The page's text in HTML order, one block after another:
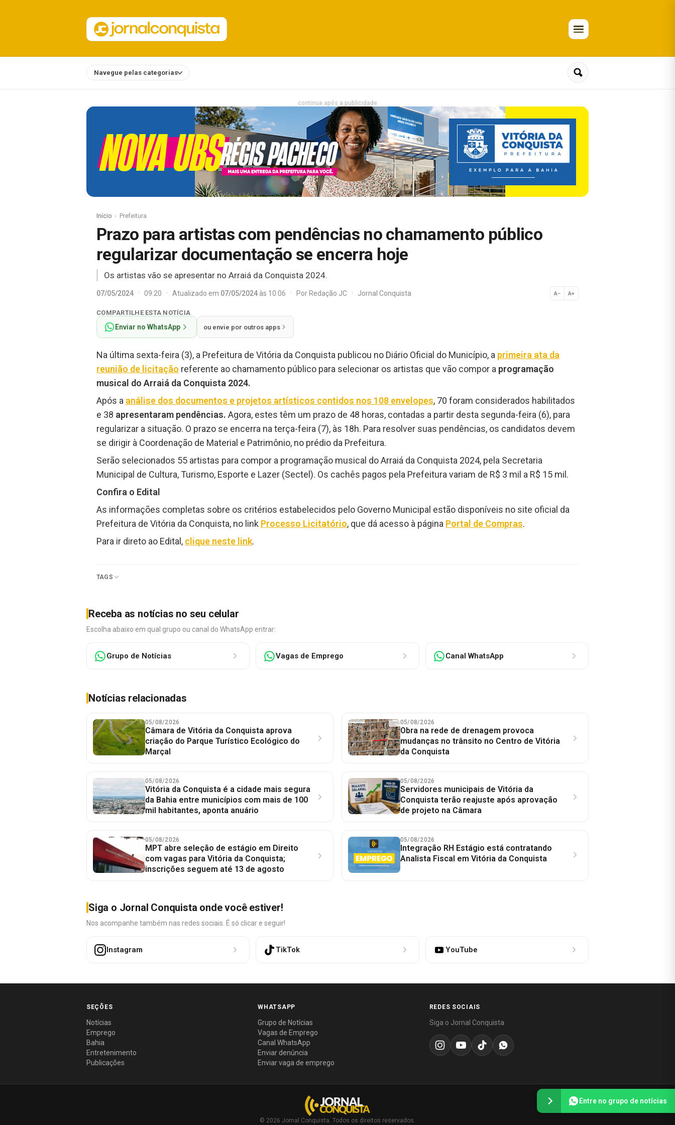
Navegue pelas categorias
continua após a publicidade
Início Prefeitura
Prazo para artistas com pendências no chamamento público
regularizar documentação se encerra hoje
Os artistas vão se apresentar no Arraiá da Conquista 2024.
07/05/2024 · 09:20 · Atualizado em 07/05/2024 às 10:06 · PorRedação JC · Jornal Conquista A− A+
Normal
COMPARTILHE ESTA NOTÍCIA
Enviar no WhatsApp ou envie por outros apps
Na última sexta-feira (3), a Prefeitura de Vitória da Conquista publicou no Diário Oficial do Município, a primeira ata da
reunião de licitação referente ao chamamento público para selecionar os artistas que vão compor a programação
musical do Arraiá da Conquista 2024.
Após a análise dos documentos e projetos artísticos contidos nos 108 envelopes, 70 foram considerados habilitados
e 38 apresentaram pendências. Agora, estes têm um prazo de 48 horas, contadas a partir desta segunda-feira (6), para
regularizar a situação. O prazo se encerra na terça-feira (7), às 18h. Para resolver suas pendências, os candidatos devem
se dirigir à Coordenação de Material e Patrimônio, no prédio da Prefeitura.
Serão selecionados 55 artistas para compor a programação musical do Arraiá da Conquista 2024, pela Secretaria
Municipal de Cultura, Turismo, Esporte e Lazer (Sectel). Os cachês pagos pela Prefeitura variam de R$ 3 mil a R$ 15 mil.
Confira o Edital
As informações completas sobre os critérios estabelecidos pelo Governo Municipal estão disponíveis no site oficial da
Prefeitura de Vitória da Conquista, no link Processo Licitatório, que dá acesso à página Portal de Compras.
Para ir direto ao Edital, clique neste link.
TAGS
Receba as notícias no seu celular
Escolha abaixo em qual grupo ou canal do WhatsApp entrar:
Grupo de Notícias Vagas de Emprego Canal WhatsApp
Notícias relacionadas
05/08/2026
Câmara de Vitória da Conquista aprova
criação do Parque Turístico Ecológico do
Marçal
05/08/2026
Obra na rede de drenagem provoca
mudanças no trânsito no Centro de Vitória
da Conquista
05/08/2026
Vitória da Conquista é a cidade mais segura
da Bahia entre municípios com mais de 100
mil habitantes, aponta anuário
05/08/2026
Servidores municipais de Vitória da
Conquista terão reajuste após aprovação
de projeto na Câmara
05/08/2026
MPT abre seleção de estágio em Direito
com vagas para Vitória da Conquista;
inscrições seguem até 13 de agosto
05/08/2026
Integração RH Estágio está contratando
Analista Fiscal em Vitória da Conquista
Siga o Jornal Conquista onde você estiver!
Nos acompanhe também nas redes sociais. É só clicar e seguir!
Instagram TikTok YouTube
SEÇÕES
Notícias
Emprego
Bahia
Entretenimento
Publicações
WHATSAPP
Grupo de Notícias
Vagas de Emprego
Canal WhatsApp
Enviar denúncia
Enviar vaga de emprego
REDES SOCIAIS
Siga o Jornal Conquista
© 2026 Jornal Conquista. Todos os direitos reservados.
Entre no grupo de notícias